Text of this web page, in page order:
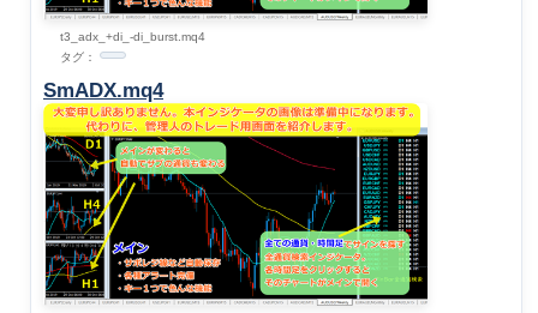
t3_adx_+di_-di_burst.mq4
タグ：
SmADX.mq4